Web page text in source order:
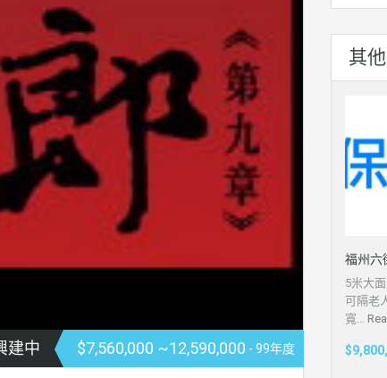
建中 $7,560,000 ~12,590,000 - 99年度
其
福州六
5米大
可隔老
寬…